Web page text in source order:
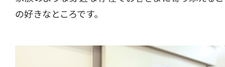
の好きなところです。